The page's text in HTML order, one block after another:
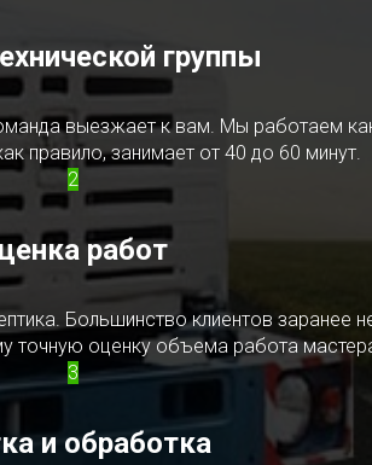
группы
выезжает к вам. Мы работаем
правило, занимает от 40 до 60 минут.
2
работ
Большинство клиентов заранее
точную оценку объема работа
3
и обработка